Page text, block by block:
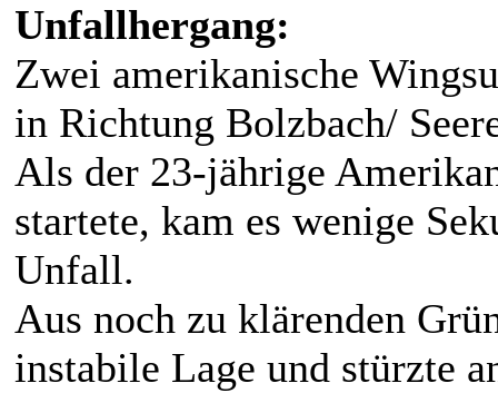
Unfallhergang:
Zwei amerikanische
in Richtung Bolzbach/
Als der 23-jährige
startete, kam es wenige
Unfall.
Aus noch zu klärenden
instabile Lage und stürzte